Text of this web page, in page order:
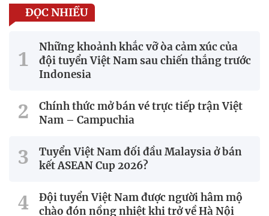
ĐỌC NHIỀU
Những khoảnh khắc vỡ òa cảm xúc của
đội tuyển Việt Nam sau chiến thắng trước
Indonesia
Chính thức mở bán vé trực tiếp trận Việt
Nam – Campuchia
Tuyển Việt Nam đối đầu Malaysia ở bán
kết ASEAN Cup 2026?
Đội tuyển Việt Nam được người hâm mộ
chào đón nồng nhiệt khi trở về Hà Nội